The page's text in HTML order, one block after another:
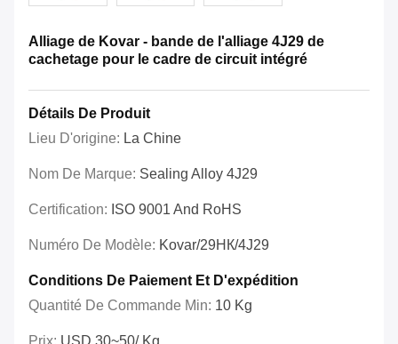
Alliage de Kovar - bande de l'alliage 4J29 de
cachetage pour le cadre de circuit intégré
Détails De Produit
Lieu D'origine: La Chine
Nom De Marque: Sealing Alloy 4J29
Certification: ISO 9001 And RoHS
Numéro De Modèle: Kovar/29НК/4J29
Conditions De Paiement Et D'expédition
Quantité De Commande Min: 10 Kg